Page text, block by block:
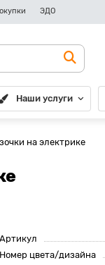
ЭДО
Наши услуги
на электрике
Артикул
Номер цвета/дизайна